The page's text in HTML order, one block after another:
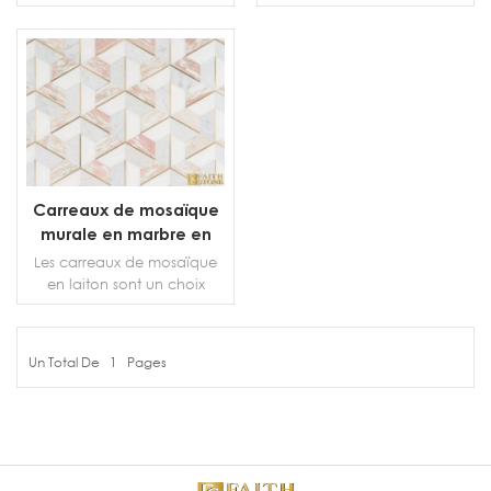
élégant. Cette belle
collection complète de
marbre blanc/gris offre de
nombreuses options de
carreaux pour les salles de
bains, les cuisines et les
espaces de vie.
PLUS DE DÉTAILS
élégant. Cette belle
Carreaux de mosaïque
murale en marbre en
laiton
Les carreaux de mosaïque
en laiton sont un choix
élégant. Cette belle
collection complète de
nombreuses options de
carreaux pour les salles de
PLUS DE DÉTAILS
Un Total De 1 Pages